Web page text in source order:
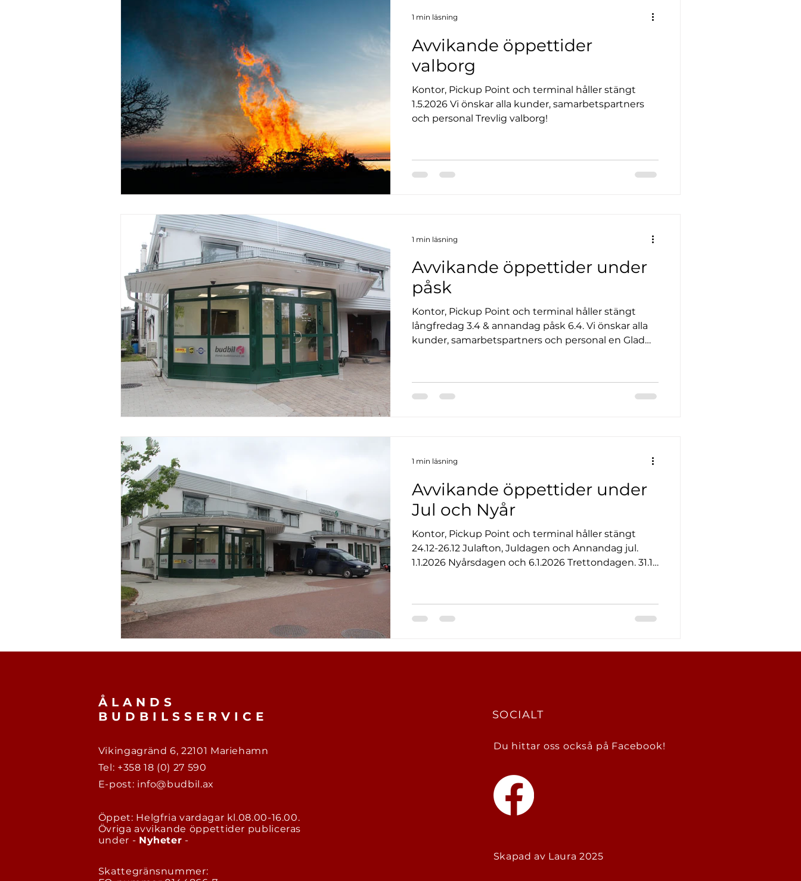
Avvikande öppettider
valborg
Kontor, Pickup Point och terminal håller stängt
1.5.2026 Vi önskar alla kunder, samarbetspartners
och personal Trevlig valborg!
1 min läsning
Avvikande öppettider under
påsk
Kontor, Pickup Point och terminal håller stängt
långfredag 3.4 & annandag påsk 6.4. Vi önskar alla
kunder, samarbetspartners och personal en Glad
1 min läsning
Avvikande öppettider under
Jul och Nyår
Kontor, Pickup Point och terminal håller stängt
24.12-26.12 Julafton, Juldagen och Annandag jul.
1.1.2026 Nyårsdagen och 6.1.2026 Trettondagen. 31.12
ett Gott Nytt År!
1 min läsning
ÅLANDS
BUDBILSSERVICE
Vikingagränd 6, 22101 Mariehamn
Tel: +358 18 (0) 27 590
E-post: info@budbil.ax
Öppet: Helgfria vardagar kl.08.00-16.00.
Övriga avvikande öppettider publiceras
under - Nyheter -
Skattegränsnummer:
SOCIALT
Du hittar oss också på Facebook!
Skapad av Laura 2025